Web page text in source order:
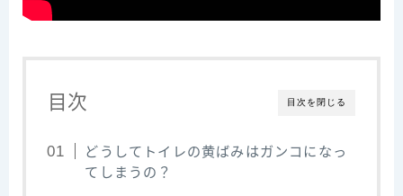
目次を閉じる
目次
どうしてトイレの黄ばみはガンコになっ
てしまうの？